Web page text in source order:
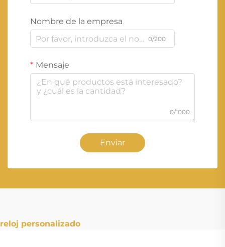
Nombre de la empresa
0/200
Mensaje
0/1000
Enviar
reloj personalizado